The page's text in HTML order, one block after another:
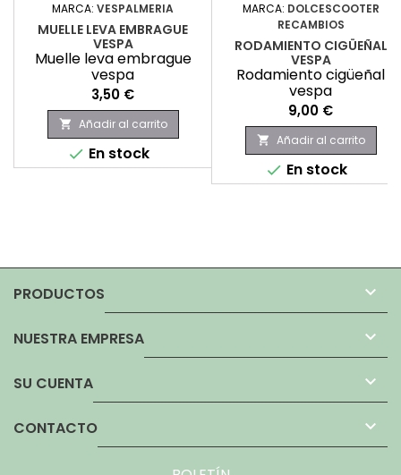
MARCA: VESPALMERIA
MUELLE LEVA EMBRAGUE
VESPA
Muelle leva embrague
vespa
Precio
3,50 €
 Añadir al carrito
 En stock
MARCA: DOLCESCOOTER
RECAMBIOS
RODAMIENTO CIGÜEÑAL
VESPA
Rodamiento cigüeñal
vespa
Precio
9,00 €
 Añadir al carrito
 En stock
PRODUCTOS 
NUESTRA EMPRESA 
SU CUENTA 
CONTACTO 